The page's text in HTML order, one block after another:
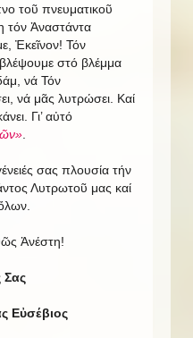
τοῦ πνευματικοῦ
τόν Ἀναστάντα
Ἐκεῖνον! Τόν
στό βλέμμα
νά Τόν
νά μᾶς λυτρώσει. Καί
Γι’ αὐτό
σας πλουσία τήν
Λυτρωτοῦ μας καί
Ἀνέστη!
Εὐσέβιος